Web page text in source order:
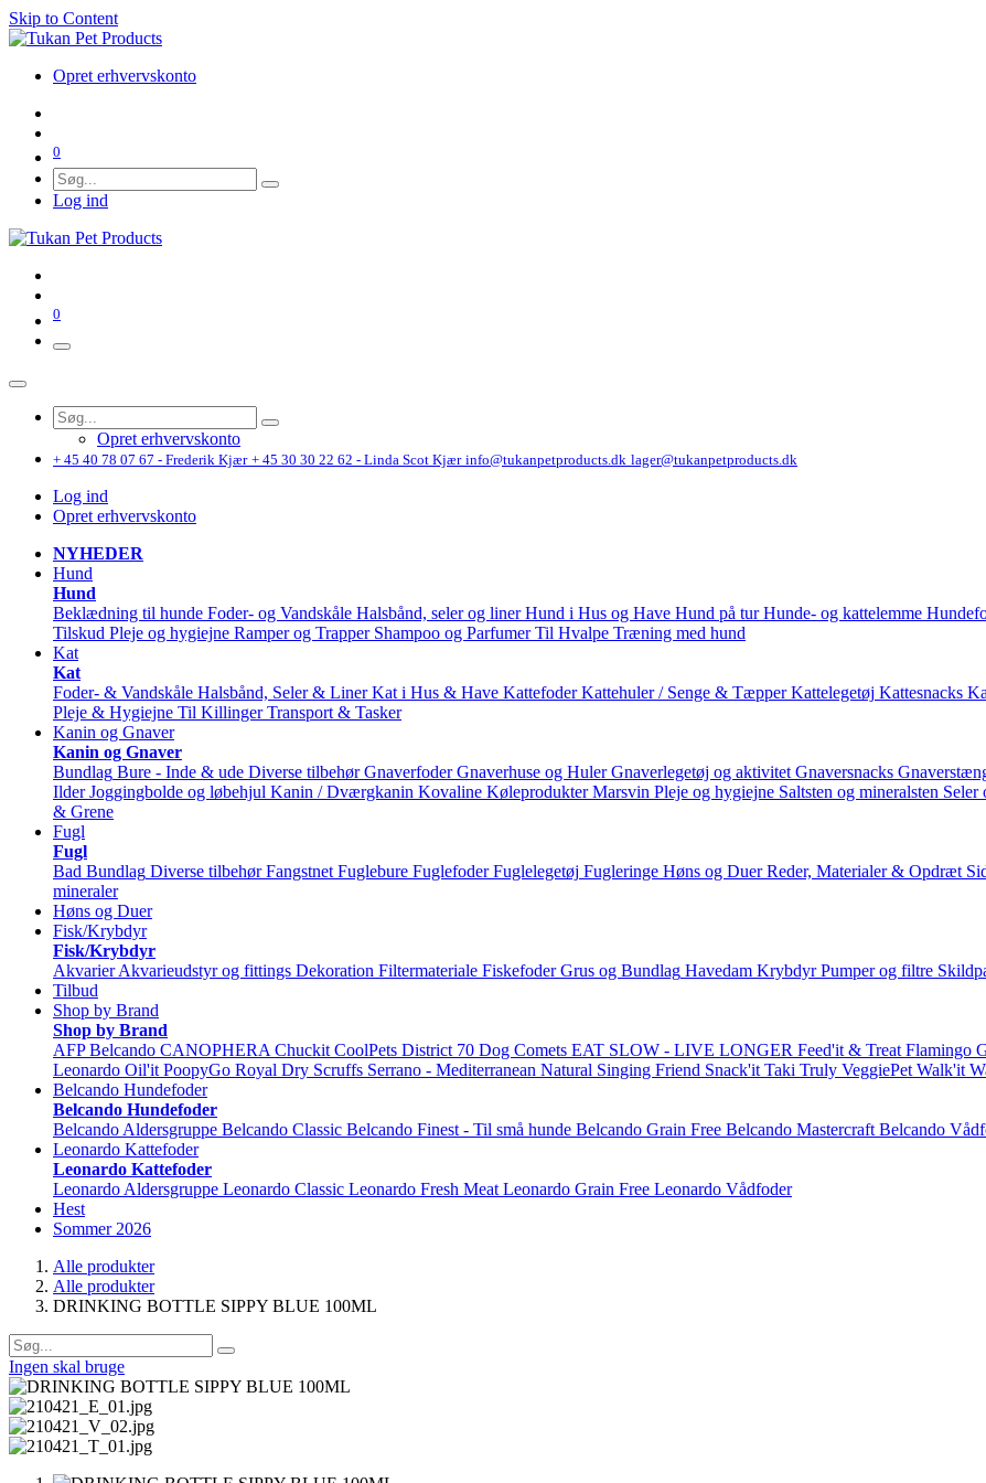
Skip to Content
Opret erhvervskonto
0
Log ind
0
Opret erhvervskonto
+ 45 40 78 07 67 - Frederik Kjær + 45 30 30 22 62 - Linda Scot Kjær info@tukanpetproducts.dk lager@tukanpetproducts.dk
Log ind
Opret erhvervskonto
NYHEDER
Hund
Hund
Beklædning til hunde Foder- og Vandskåle Halsbånd, seler og liner Hund i Hus og Have Hund på tur Hunde- og kattelemme
Tilskud Pleje og hygiejne Ramper og Trapper Shampoo og Parfumer Til Hvalpe Træning med hund
Kat
Kat
Foder- & Vandskåle Halsbånd, Seler & Liner Kat i Hus & Have Kattefoder Kattehuler / Senge & Tæpper Kattelegetøj Kattesnacks
Pleje & Hygiejne Til Killinger Transport & Tasker
Kanin og Gnaver
Kanin og Gnaver
Bundlag Bure - Inde & ude Diverse tilbehør Gnaverfoder Gnaverhuse og Huler Gnaverlegetøj og aktivitet Gnaversnacks
Ilder Joggingbolde og løbehjul Kanin / Dværgkanin Kovaline Køleprodukter Marsvin Pleje og hygiejne Saltsten og mineralsten Seler
& Grene
Fugl
Fugl
Bad Bundlag Diverse tilbehør Fangstnet Fuglebure Fuglefoder Fuglelegetøj Fugleringe Høns og Duer Reder, Materialer & Opdræt
mineraler
Høns og Duer
Fisk/Krybdyr
Fisk/Krybdyr
Akvarier Akvarieudstyr og fittings Dekoration Filtermateriale Fiskefoder Grus og Bundlag Havedam Krybdyr Pumper og filtre
Tilbud
Shop by Brand
Shop by Brand
AFP Belcando CANOPHERA Chuckit CoolPets District 70 Dog Comets EAT SLOW - LIVE LONGER Feed'it & Treat Flamingo
Leonardo Oil'it PoopyGo Royal Dry Scruffs Serrano - Mediterranean Natural Singing Friend Snack'it Taki Truly VeggiePet Walk'it
Belcando Hundefoder
Belcando Hundefoder
Belcando Aldersgruppe Belcando Classic Belcando Finest - Til små hunde Belcando Grain Free Belcando Mastercraft Belcando
Leonardo Kattefoder
Leonardo Kattefoder
Leonardo Aldersgruppe Leonardo Classic Leonardo Fresh Meat Leonardo Grain Free Leonardo Vådfoder
Hest
Sommer 2026
Alle produkter
Alle produkter
DRINKING BOTTLE SIPPY BLUE 100ML
Ingen skal bruge